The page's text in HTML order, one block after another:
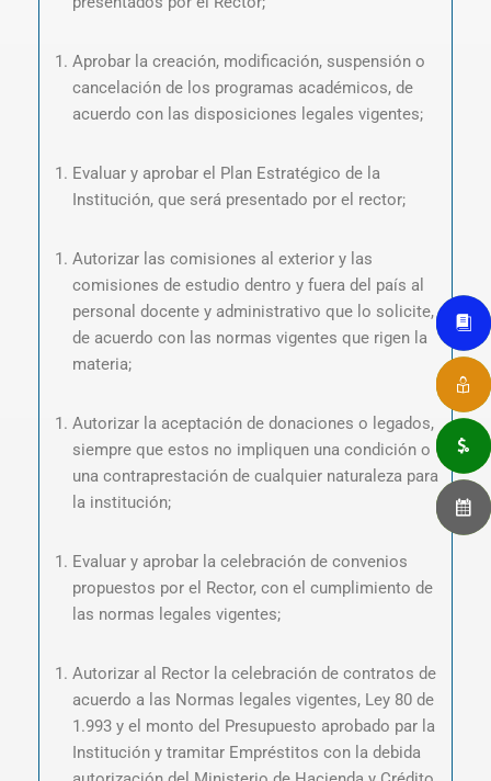
Aprobar la creación, modificación, suspensión o
cancelación de los programas académicos, de
acuerdo con las disposiciones legales vigentes;
Evaluar y aprobar el Plan Estratégico de la
Institución, que será presentado por el rector;
Autorizar las comisiones al exterior y las
comisiones de estudio dentro y fuera del país al
personal docente y administrativo que lo solicite,
de acuerdo con las normas vigentes que rigen la
materia;
Autorizar la aceptación de donaciones o legados,
siempre que estos no impliquen una condición o
una contraprestación de cualquier naturaleza para
la institución;
Evaluar y aprobar la celebración de convenios
propuestos por el Rector, con el cumplimiento de
las normas legales vigentes;
Autorizar al Rector la celebración de contratos de
acuerdo a las Normas legales vigentes, Ley 80 de
1.993 y el monto del Presupuesto aprobado par la
Institución y tramitar Empréstitos con la debida